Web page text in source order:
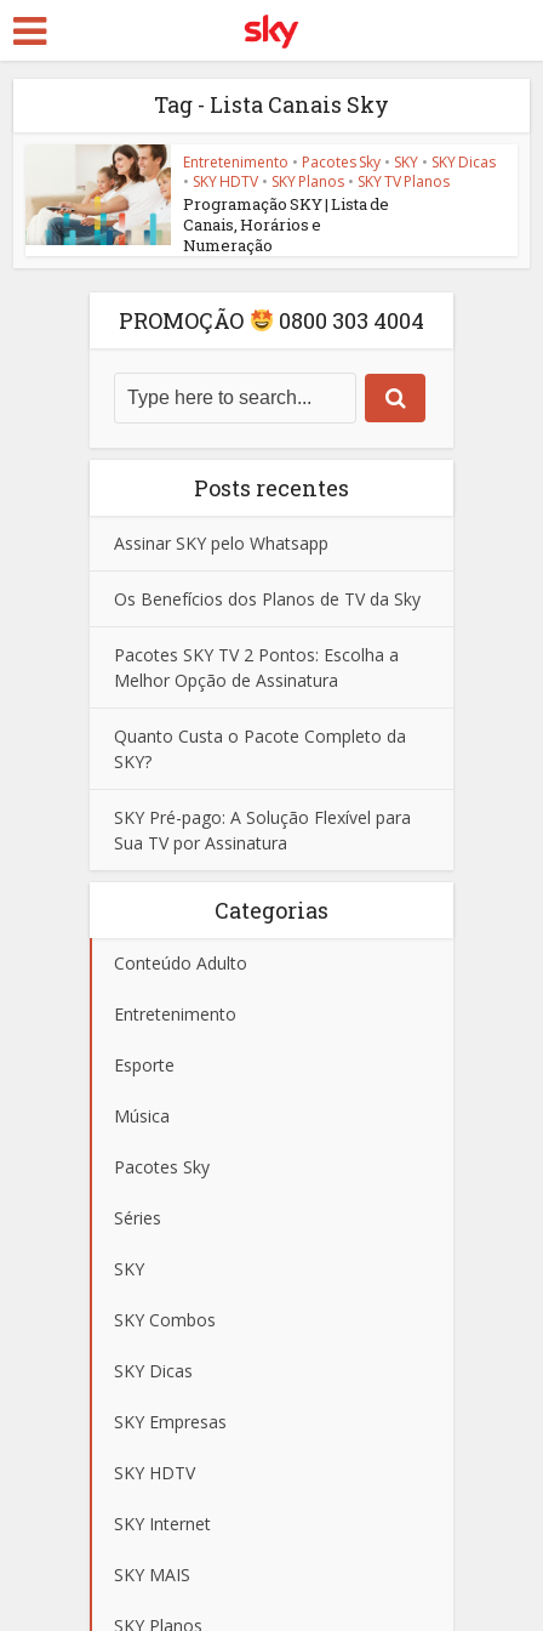
Tag - Lista Canais Sky
Entretenimento • Pacotes Sky • SKY • SKY Dicas
• SKY HDTV • SKY Planos • SKY TV Planos
Programação SKY | Lista de
Canais, Horários e
Numeração
PROMOÇÃO 0800 303 4004
Posts recentes
Assinar SKY pelo Whatsapp
Os Benefícios dos Planos de TV da Sky
Pacotes SKY TV 2 Pontos: Escolha a
Melhor Opção de Assinatura
Quanto Custa o Pacote Completo da
SKY?
SKY Pré-pago: A Solução Flexível para
Sua TV por Assinatura
Categorias
Conteúdo Adulto
Entretenimento
Esporte
Música
Pacotes Sky
Séries
SKY
SKY Combos
SKY Dicas
SKY Empresas
SKY HDTV
SKY Internet
SKY MAIS
SKY Planos